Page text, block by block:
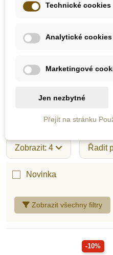
1
Zobrazit: 4 Řadit
Zobrazit všechny filtry
Novinka
-10%
Technické cookies
Analytické cookies
Marketingové
Jen nezbytné
Přejít na stránku